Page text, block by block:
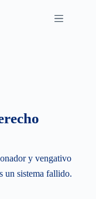
y vengativo
un sistema fallido.